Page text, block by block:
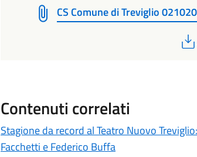
CS Comune di Treviglio
Contenuti correlati
Stagione da record al Teatro Nuovo
Facchetti e Federico Buffa